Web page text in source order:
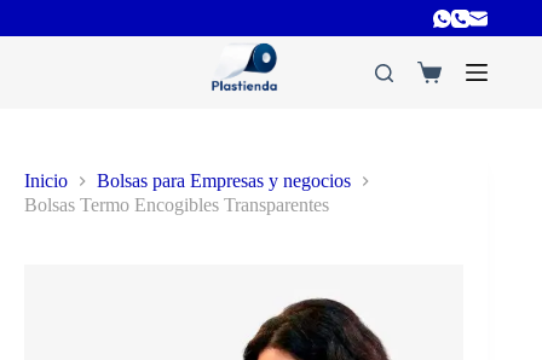
Inicio
Bolsas para Empresas y negocios
Bolsas Termo Encogibles Transparentes